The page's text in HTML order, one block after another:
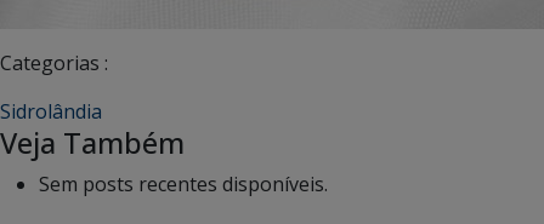
Categorias :
Sidrolândia
Veja Também
Sem posts recentes disponíveis.